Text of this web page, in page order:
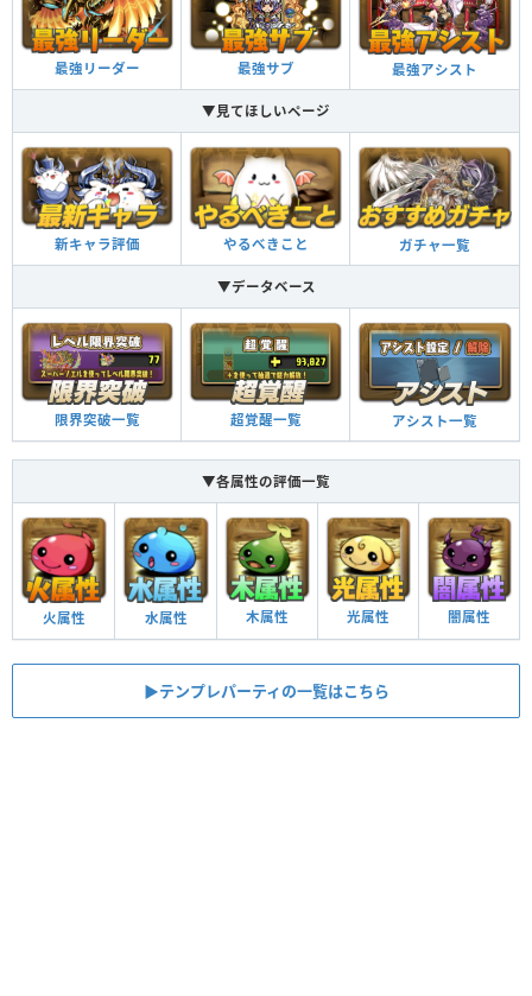
最強リーダー 最強サブ 最強アシスト
▼見てほしいページ
新キャラ評価 やるべきこと ガチャ一覧
▼データベース
限界突破一覧 超覚醒一覧 アシスト一覧
▼各属性の評価一覧
火属性 水属性 木属性 光属性 闇属性
▶︎テンプレパーティの一覧はこちら